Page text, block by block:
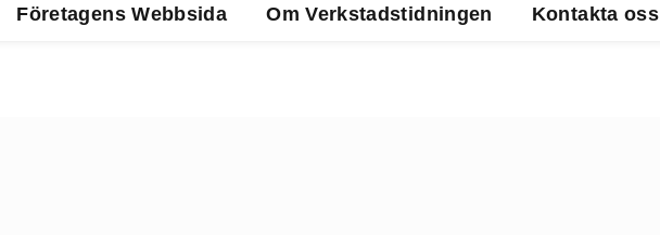
Företagens Webbsida Om Verkstadstidningen Kontakta oss